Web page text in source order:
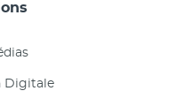
Digitale